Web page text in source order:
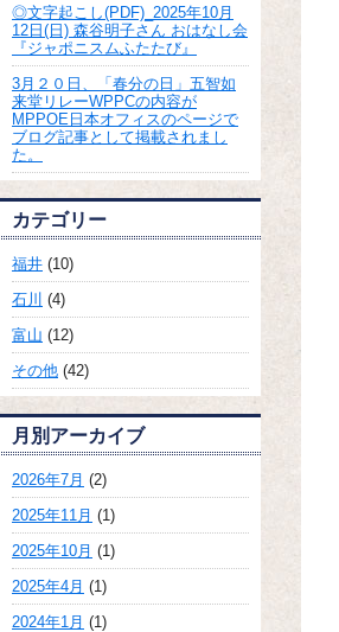
◎文字起こし(PDF)_2025年10月
12日(日) 森谷明子さん おはなし会
『ジャポニスムふたたび』
3月２０日、「春分の日」五智如
来堂リレーWPPCの内容が
MPPOE日本オフィスのページで
ブログ記事として掲載されまし
た。
カテゴリー
福井 (10)
石川 (4)
富山 (12)
その他 (42)
月別アーカイブ
2026年7月 (2)
2025年11月 (1)
2025年10月 (1)
2025年4月 (1)
2024年1月 (1)